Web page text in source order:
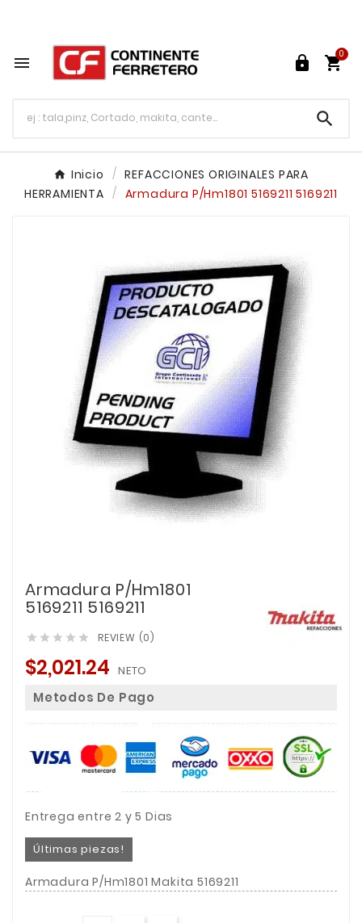
  
0

Inicio
REFACCIONES ORIGINALES PARA
HERRAMIENTA
Armadura P/Hm1801 5169211 5169211
Armadura P/Hm1801
5169211 5169211
     REVIEW (0)
$2,021.24 NETO
Metodos De Pago
Entrega entre 2 y 5 Dias
Últimas piezas!
Armadura P/Hm1801 Makita 5169211